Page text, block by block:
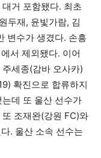
거 포함됐다. 최초
두재, 윤빛가람, 김
변수가 생겼다. 손흥
서 제외됐다. 이어
세종(감바 오사카)
확진으로 합류하지
데 또 울산 선수가
조재완(강원 FC)와
. 울산 소속 선수는